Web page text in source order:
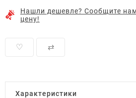
Нашли дешевле? Сообщите
цену!
♡ ⇄
Характеристики